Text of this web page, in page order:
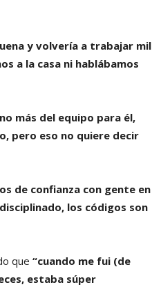
y volvería a trabajar mil
a la casa ni hablábamos
más del equipo para él,
pero eso no quiere decir
de confianza con gente en
los códigos son
que “cuando me fui (de
estaba súper